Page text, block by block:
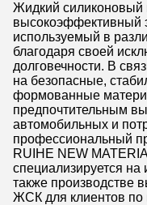
Жидкий
высокоэффективный
используемый в
благодаря своей
долговечности. В
на безопасные,
формованные
предпочтительным
автомобильных и
профессиональный
RUIHE NEW
специализируется на
также производстве
ЖСК для клиентов по